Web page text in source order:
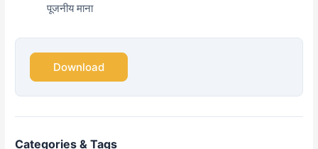
पूजनीय माना
Download
Categories & Tags